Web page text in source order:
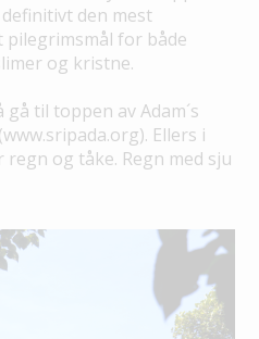
den mest
pilegrimsmål for både
og kristne.
til toppen av Adam´s
Ellers i
og tåke. Regn med sju